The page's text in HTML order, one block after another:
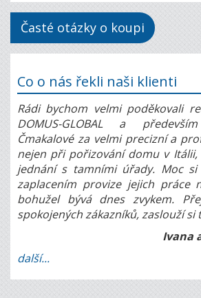
Časté otázky o koupi
Co o nás řekli naši klienti
Rádi bychom velmi poděkovali
DOMUS-GLOBAL a
Čmakalové za velmi precizní a
nejen při pořizování domu v Itálii,
jednání s tamními úřady. Moc
zaplacením provize jejich práce
bohužel bývá dnes zvykem.
spokojených zákazníků, zaslouží si
Ivana
další...